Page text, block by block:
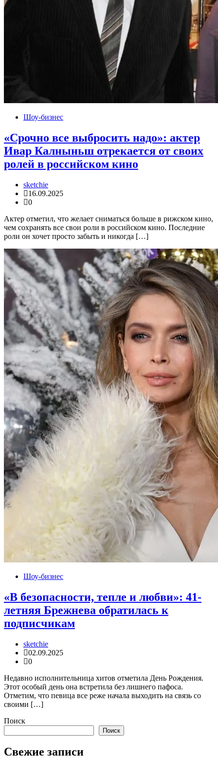
Шоу-бизнес
«Срочно все выбросить надо»: актер
Ивар Калныньш отрекается от свoих
ролей в российском кино
sketchie
16.09.2025
0
Актер отметил, что желает сниматься больше в рижском кино,
чем сохранять все свои роли в российском кино. Последние
роли он хочет просто забыть и никогда […]
Шоу-бизнес
«В безопасности, тепле и любви»: 41-
летняя Брежнева обратилась к
подписчикам
sketchie
02.09.2025
0
Недавно исполнительница хитов отметила День Рождения.
Этот особый день она встретила без лишнего пафоса.
Отметим, что певица все реже начала выходить на связь со
своими […]
Поиск
Поиск
Свежие записи